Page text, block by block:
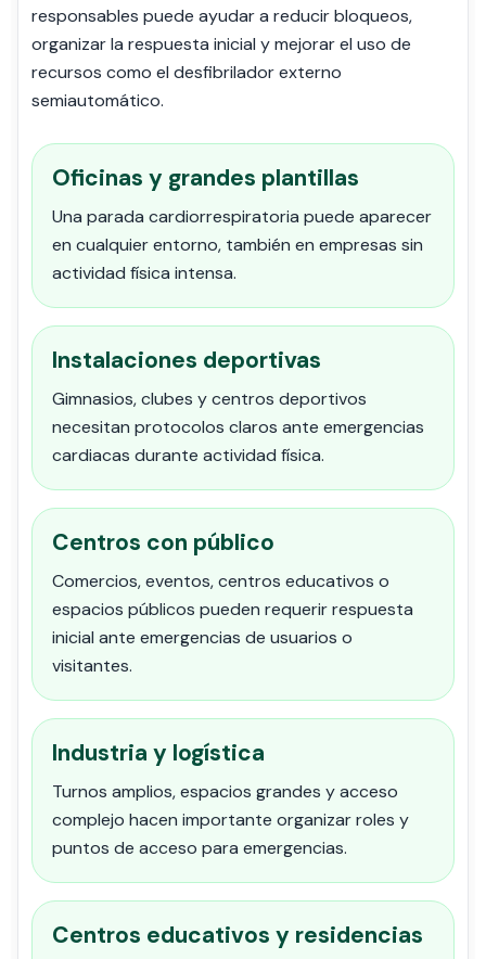
responsables puede ayudar a reducir bloqueos,
organizar la respuesta inicial y mejorar el uso de
recursos como el desfibrilador externo
semiautomático.
Oficinas y grandes plantillas
Una parada cardiorrespiratoria puede aparecer
en cualquier entorno, también en empresas sin
actividad física intensa.
Instalaciones deportivas
Gimnasios, clubes y centros deportivos
necesitan protocolos claros ante emergencias
cardiacas durante actividad física.
Centros con público
Comercios, eventos, centros educativos o
espacios públicos pueden requerir respuesta
inicial ante emergencias de usuarios o
visitantes.
Industria y logística
Turnos amplios, espacios grandes y acceso
complejo hacen importante organizar roles y
puntos de acceso para emergencias.
Centros educativos y residencias